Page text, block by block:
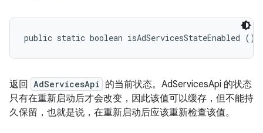
public static boolean isAdServicesStateEnabled ()
返回 AdServicesApi 的当前状态。AdServicesApi 的状态
只有在重新启动后才会改变，因此该值可以缓存，但不能持
久保留，也就是说，在重新启动后应该重新检查该值。